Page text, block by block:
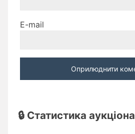
E-mail
🔒 Статистика аукціона